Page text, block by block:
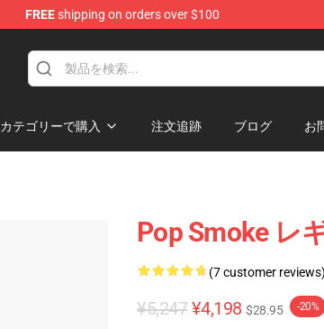
FREEshipping on orders over $100
カテゴリーで購入 注文追跡 ブログ お
Pop Smoke レ
(7 customer reviews)
¥5,247 ¥4,198 $28.95 -20%